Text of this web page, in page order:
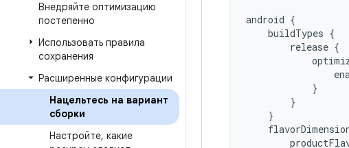
Внедряйте оптимизацию
постепенно
Использовать правила
сохранения
Расширенные конфигурации
Нацельтесь на вариант
сборки
Настройте, какие
android {
buildTypes {
release {
}
}
}